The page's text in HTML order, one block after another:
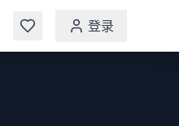
登录